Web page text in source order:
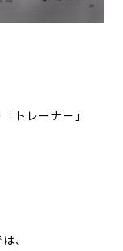
トレーナー」
、